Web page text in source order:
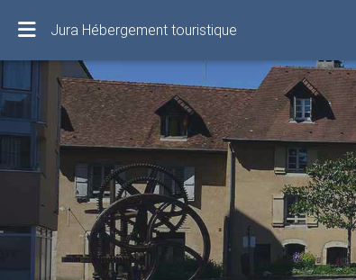
Jura Hébergement touristique